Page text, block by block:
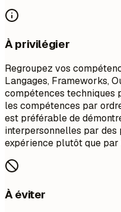
À privilégier
Regroupez vos
Langages, Frameworks,
compétences techniques
les compétences par
est préférable de
interpersonnelles par
expérience plutôt que
À éviter